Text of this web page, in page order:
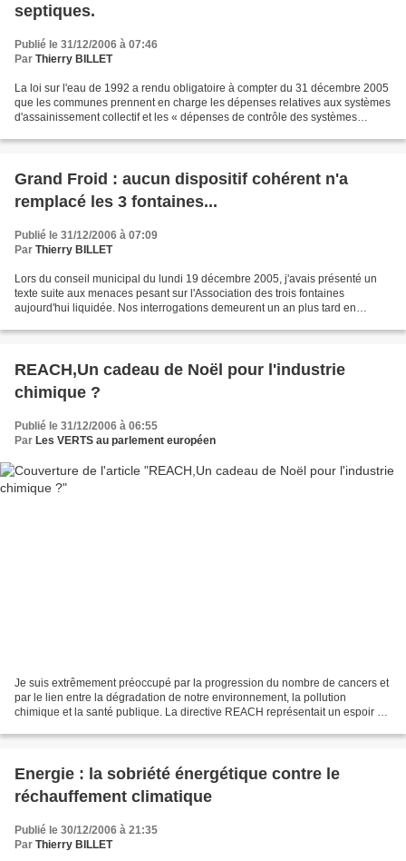
septiques.
Publié le 31/12/2006 à 07:46
Par Thierry BILLET
La loi sur l'eau de 1992 a rendu obligatoire à compter du 31 décembre 2005
que les communes prennent en charge les dépenses relatives aux systèmes
d'assainissement collectif et les « dépenses de contrôle des systèmes
Grand Froid : aucun dispositif cohérent n'a
remplacé les 3 fontaines...
Publié le 31/12/2006 à 07:09
Par Thierry BILLET
Lors du conseil municipal du lundi 19 décembre 2005, j'avais présenté un
texte suite aux menaces pesant sur l'Association des trois fontaines
aujourd'hui liquidée. Nos interrogations demeurent un an plus tard en
REACH,Un cadeau de Noël pour l'industrie
chimique ?
Publié le 31/12/2006 à 06:55
Par Les VERTS au parlement européen
Je suis extrêmement préoccupé par la progression du nombre de cancers et
par le lien entre la dégradation de notre environnement, la pollution
chimique et la santé publique. La directive REACH représentait un espoir de
Energie : la sobriété énergétique contre le
réchauffement climatique
Publié le 30/12/2006 à 21:35
Par Thierry BILLET